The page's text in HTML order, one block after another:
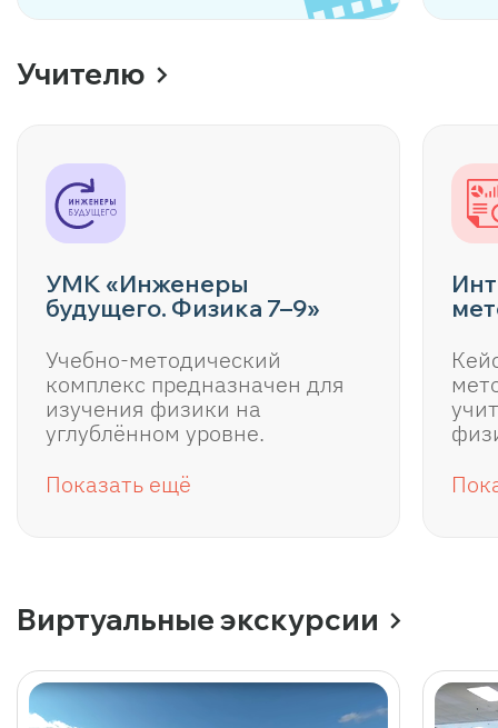
Учителю
УМК «Инженеры
будущего. Физика 7–9»
Учебно-методический
комплекс предназначен для
изучения физики на
углублённом уровне.
Показать ещё
Виртуальные экскурсии